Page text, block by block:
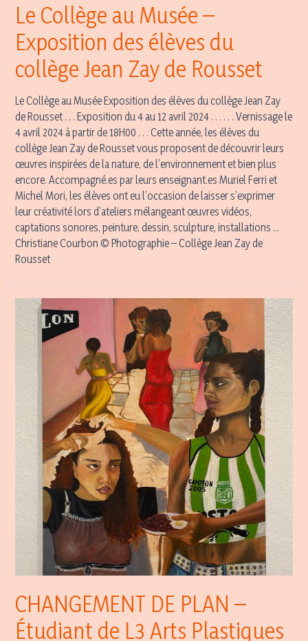
Le Collège au Musée –
Exposition des élèves du
collège Jean Zay de Rousset
Le Collège au Musée Exposition des élèves du collège Jean Zay
de Rousset . . . Exposition du 4 au 12 avril 2024 . . . . . . Vernissage le
4 avril 2024 à partir de 18H00 . . . Cette année, les élèves du
collège Jean Zay de Rousset vous proposent de découvrir leurs
œuvres inspirées de la nature, de l’environnement et bien plus
encore. Accompagné.es par leurs enseignant.es Muriel Ferri et
Michel Mori, les élèves ont eu l’occasion de laisser s’exprimer
leur créativité lors d’ateliers mélangeant œuvres vidéos,
captations sonores, peinture, dessin, sculpture, installations …
Christiane Courbon © Photographie – Collège Jean Zay de
Rousset
CHANGEMENT DE PLAN –
Étudiant de L3 Arts Plastiques